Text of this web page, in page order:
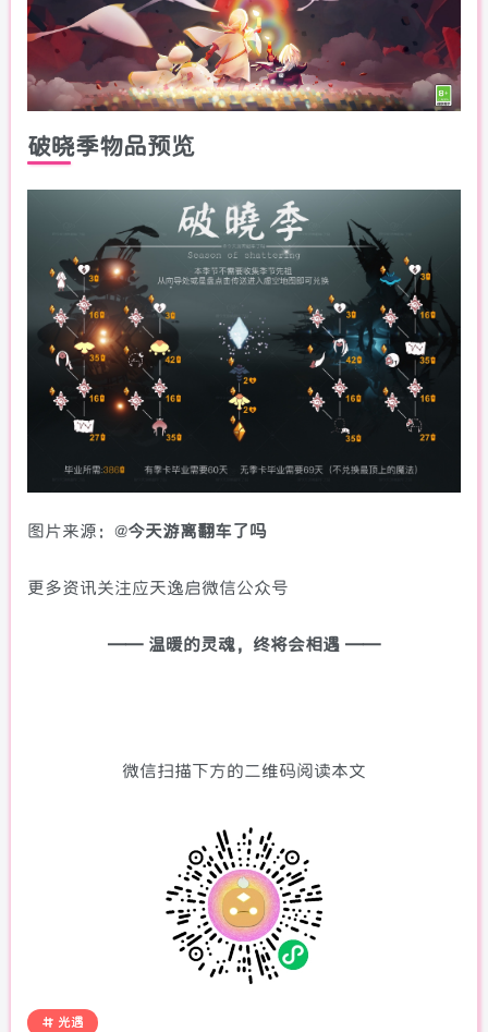
破晓季物品预览
图片来源：@今天游离翻车了吗
更多资讯关注应天逸启微信公众号
—— 温暖的灵魂，终将会相遇 ——
微信扫描下方的二维码阅读本文
光遇